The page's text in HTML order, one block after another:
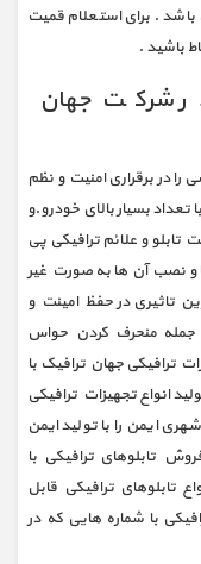
. برای استعلام قمیت
باشید .
شرکت جهان
را در برقراری امنیت و نظم
تعداد بسیار بالای خودرو.و
و علائم ترافیکی پی
و نصب آن ها به صورت غیر
تاثیری در حفظ امینت و
جمله منحرف کردن حواس
ترافیکی جهان ترافیک با
انواع تجهیزات ترافیکی
ایمن را با تولید ایمن
تابلوهای ترافیکی با
تابلوهای ترافیکی قابل
با شماره هایی که در